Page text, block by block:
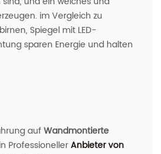
im Vergleich zu
Spiegel mit LED-
sparen Energie und halten
aufWandmontierte
ProfessionellerAnbieter von